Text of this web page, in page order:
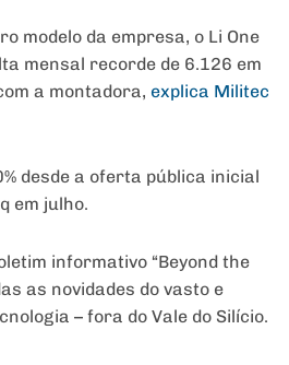
modelo da empresa, o Li One
mensal recorde de 6.126 em
a montadora, explica Militec
desde a oferta pública inicial
em julho.
informativo “Beyond the
as novidades do vasto e
– fora do Vale do Silício.